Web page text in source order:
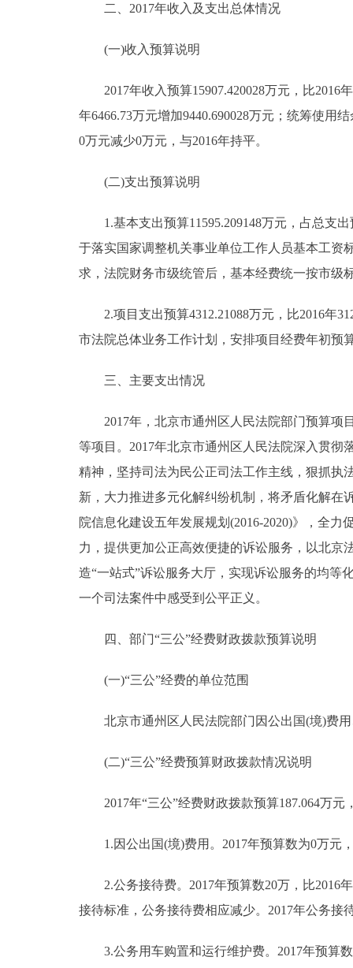
ESPAÑOL
二、2017年收入及支出总体情况
(一)收入预算说明
2017年收入预算15907.420028万元，比2016年
年6466.73万元增加9440.690028万元；统筹使用
0万元减少0万元，与2016年持平。
(二)支出预算说明
1.基本支出预算11595.209148万元，占总支出
于落实国家调整机关事业单位工作人员基本工资
求，法院财务市级统管后，基本经费统一按市级
2.项目支出预算4312.21088万元，比2016年
市法院总体业务工作计划，安排项目经费年初预
三、主要支出情况
2017年，北京市通州区人民法院部门预算项
等项目。2017年北京市通州区人民法院深入贯
精神，坚持司法为民公正司法工作主线，狠抓执
新，大力推进多元化解纠纷机制，将矛盾化解在
院信息化建设五年发展规划(2016-2020)》，全
力，提供更加公正高效便捷的诉讼服务，以北京
造“一站式”诉讼服务大厅，实现诉讼服务的均等
一个司法案件中感受到公平正义。
四、部门“三公”经费财政拨款预算说明
(一)“三公”经费的单位范围
北京市通州区人民法院部门因公出国(境)费用
(二)“三公”经费预算财政拨款情况说明
2017年“三公”经费财政拨款预算187.064万元
1.因公出国(境)费用。2017年预算数为0万元
2.公务接待费。2017年预算数20万，比2016
接待标准，公务接待费相应减少。2017年公务
3.公务用车购置和运行维护费。2017年预算数